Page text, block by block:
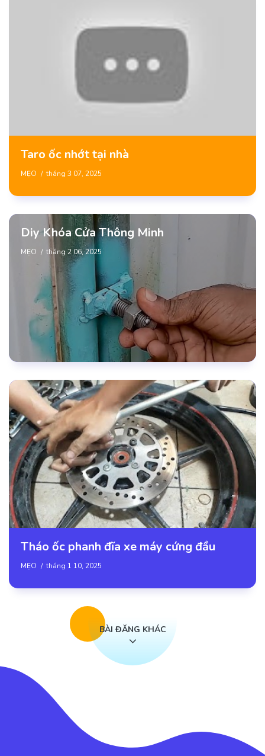
Taro ốc nhớt tại nhà
MẸO tháng 3 07, 2025
Diy Khóa Cửa Thông Minh
MẸO tháng 2 06, 2025
Tháo ốc phanh đĩa xe máy cứng đầu
MẸO tháng 1 10, 2025
BÀI ĐĂNG KHÁC